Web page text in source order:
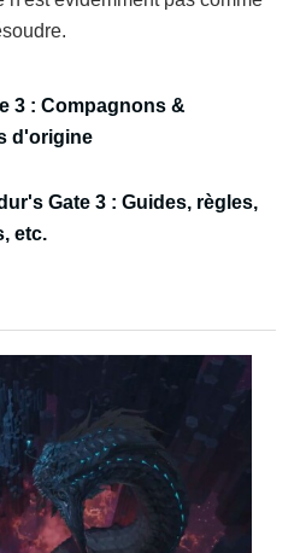
3 : Compagnons &
d'origine
Gate 3 : Guides, règles,
etc.